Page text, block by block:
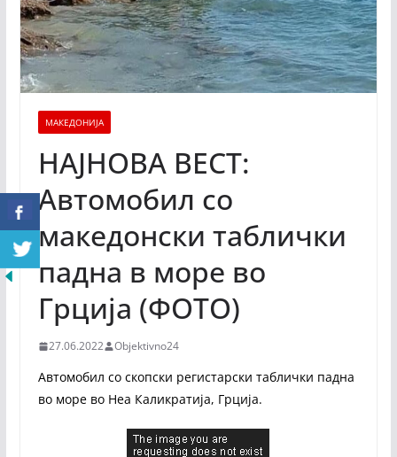
МАКЕДОНИЈА
НАЈНОВА ВЕСТ:
Автомобил со
македонски таблички
падна в море во
Грција (ФОТО)
27.06.2022 Objektivno24
Автомобил со скопски регистарски таблички падна
вo море во Неа Каликратија, Грција.